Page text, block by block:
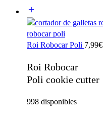
Roi Robocar Poli 7,99€
Roi Robocar
Poli cookie cutter
998 disponibles